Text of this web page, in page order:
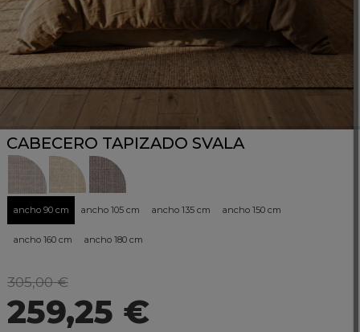
CABECERO TAPIZADO SVALA
ancho 90 cm ancho 105 cm ancho 135 cm ancho 150 cm
ancho 160 cm ancho 180 cm
305,00 €
259,25 €